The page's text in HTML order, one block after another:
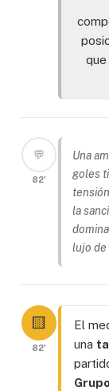
que
💬
82'
Una
goles
la
lujo de
🟨
82'
El
una